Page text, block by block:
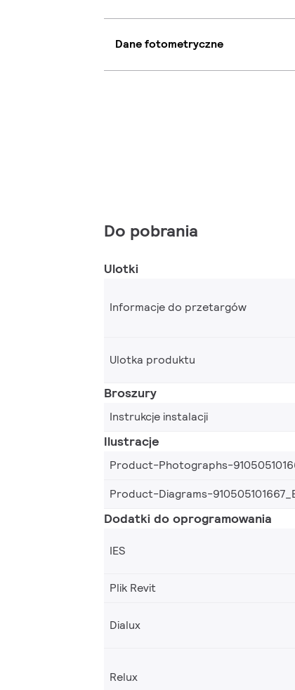
Dane fotometryczne
Do pobrania
Ulotki
Informacje do przetargów
Ulotka produktu
Broszury
Instrukcje instalacji
Ilustracje
Product-Photographs-
Product-Diagrams-
Dodatki do oprogramowania
IES
Plik Revit
Dialux
Relux